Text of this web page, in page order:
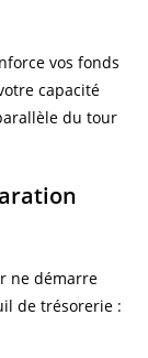
vos fonds
capacité
du tour
ne démarre
de trésorerie :